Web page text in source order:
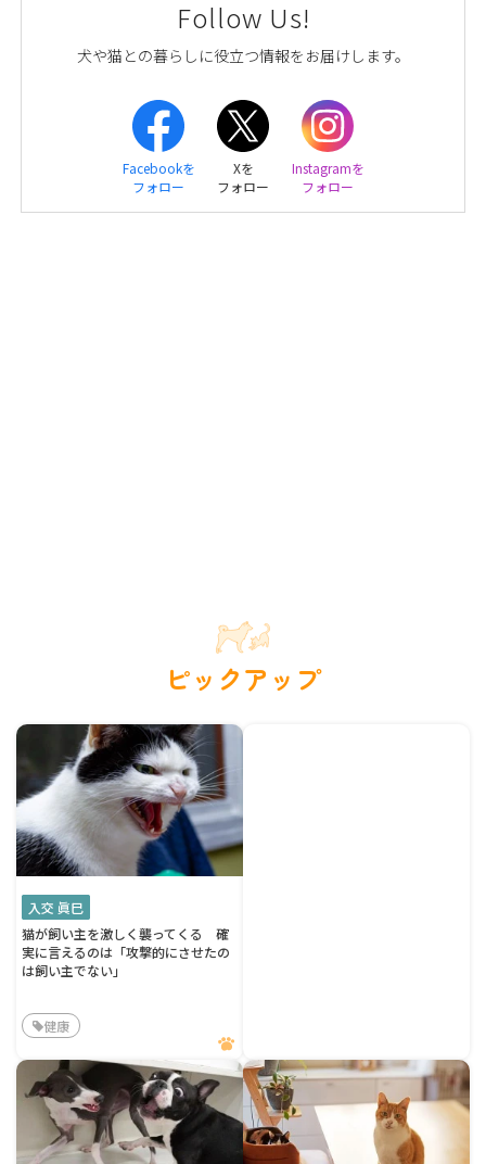
Follow Us!
犬や猫との暮らしに役立つ情報をお届けします。
Facebookを
フォロー
Xを
フォロー
Instagramを
フォロー
ピックアップ
入交 眞巳
猫が飼い主を激しく襲ってくる 確
実に言えるのは「攻撃的にさせたの
は飼い主でない」
健康